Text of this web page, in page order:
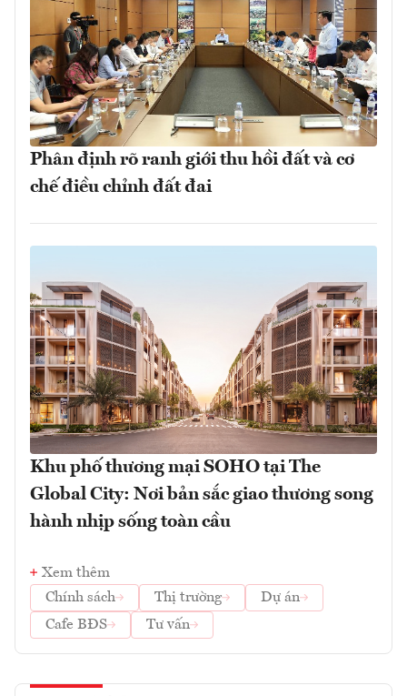
Phân định rõ ranh giới thu hồi đất và cơ
chế điều chỉnh đất đai
Khu phố thương mại SOHO tại The
Global City: Nơi bản sắc giao thương song
hành nhịp sống toàn cầu
Xem thêm
Chính sách
Thị trường
Dự án
Cafe BĐS
Tư vấn